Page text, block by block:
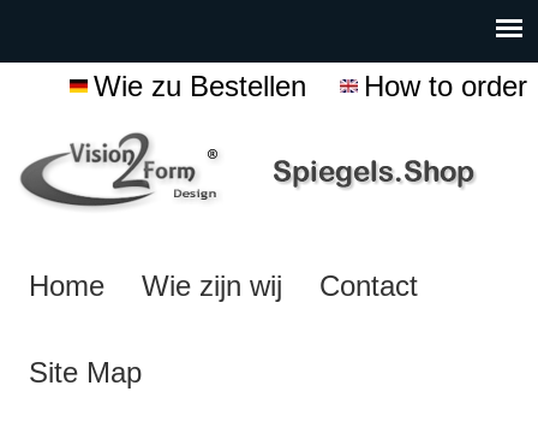
Wie zu Bestellen How to order
Home Wie zijn wij Contact
Site Map